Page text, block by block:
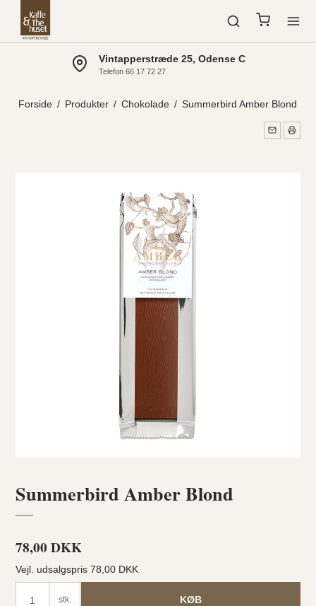
25, Odense C Gratis Fragt
Forside / Produkter / Chokolade / Summerbird Amber Blond
Summerbird Amber Blond
78,00 DKK
Vejl. udsalgspris 78,00 DKK
stk. KØB